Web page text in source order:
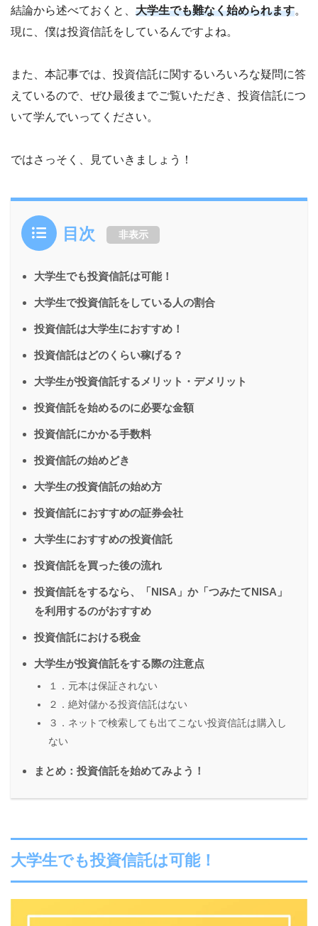
結論から述べておくと、 大学生でも難なく始められます。
現に、僕は投資信託をしているんですよね。
また、本記事では、投資信託に関するいろいろな疑問に答
えているので、ぜひ最後までご覧いただき、投資信託につ
いて学んでいってください。
ではさっそく、見ていきましょう！
目次 非表示
大学生でも投資信託は可能！
大学生で投資信託をしている人の割合
投資信託は大学生におすすめ！
投資信託はどのくらい稼げる？
大学生が投資信託するメリット・デメリット
投資信託を始めるのに必要な金額
投資信託にかかる手数料
投資信託の始めどき
大学生の投資信託の始め方
投資信託におすすめの証券会社
大学生におすすめの投資信託
投資信託を買った後の流れ
投資信託をするなら、「NISA」か「つみたてNISA」
を利用するのがおすすめ
投資信託における税金
大学生が投資信託をする際の注意点
１．元本は保証されない
２．絶対儲かる投資信託はない
３．ネットで検索しても出てこない投資信託は購入し
ない
まとめ：投資信託を始めてみよう！
大学生でも投資信託は可能！